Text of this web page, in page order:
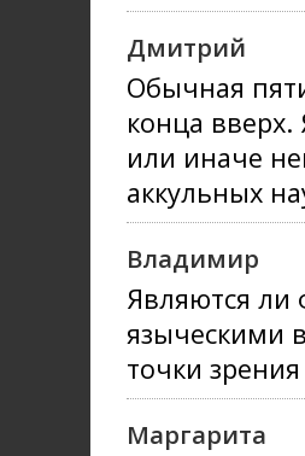
Дмитрий
Обычная
конца вверх.
или иначе
аккульных
Владимир
Являются ли
языческими
точки
Маргарита